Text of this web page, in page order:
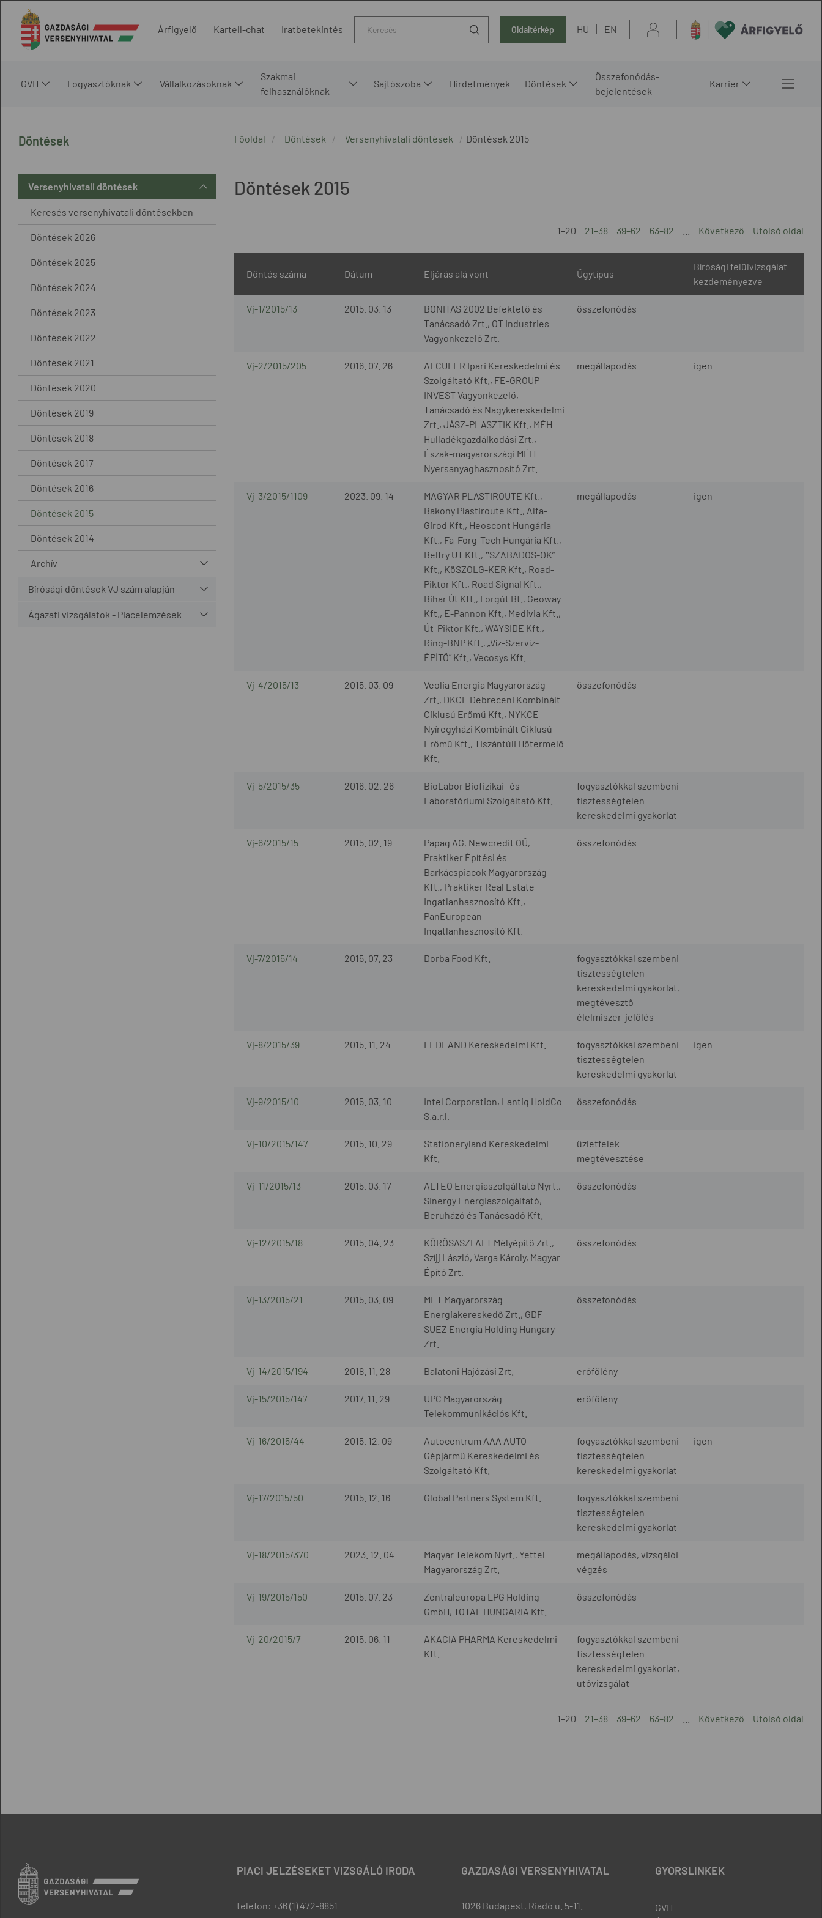
Árfigyelő Kartell-chat Iratbetekintés Oldaltérkép HU EN
GVH Fogyasztóknak Vállalkozásoknak
Szakmai
felhasználóknak
Sajtószoba Hirdetmények Döntések
Összefonódás-
bejelentések
Karrier
Döntések
Versenyhivatali döntések
Keresés versenyhivatali döntésekben
Döntések 2026
Döntések 2025
Döntések 2024
Döntések 2023
Döntések 2022
Döntések 2021
Döntések 2020
Döntések 2019
Döntések 2018
Döntések 2017
Döntések 2016
Döntések 2015
Döntések 2014
Archív
Bírósági döntések VJ szám alapján
Ágazati vizsgálatok - Piacelemzések
Főoldal Döntések Versenyhivatali döntések Döntések 2015
Döntések 2015
1–20 21–38 39–62 63–82 Következő Utolsó oldal
Dátum
Döntés száma Eljárás alá vont Ügytípus
Bírósági felülvizsgálat
kezdeményezve
2015. 03. 13
Vj-1/2015/13
BONITAS 2002 Befektető és
Tanácsadó Zrt., OT Industries
Vagyonkezelő Zrt.
összefonódás
2016. 07. 26
Vj-2/2015/205
ALCUFER Ipari Kereskedelmi és
Szolgáltató Kft., FE-GROUP
INVEST Vagyonkezelő,
Tanácsadó és Nagykereskedelmi
Zrt., JÁSZ-PLASZTIK Kft., MÉH
Hulladékgazdálkodási Zrt.,
Észak-magyarországi MÉH
Nyersanyaghasznosító Zrt.
megállapodás igen
2023. 09. 14
Vj-3/2015/1109
MAGYAR PLASTIROUTE Kft.,
Bakony Plastiroute Kft., Alfa-
Girod Kft., Heoscont Hungária
Kft., Fa-Forg-Tech Hungária Kft.,
Belfry UT Kft., ˮSZABADOS-OK”
Kft., KöSZOLG-KER Kft., Road-
Piktor Kft., Road Signal Kft.,
Bihar Út Kft., Forgút Bt., Geoway
Kft., E-Pannon Kft., Medivia Kft.,
Út-Piktor Kft., WAYSIDE Kft.,
Ring-BNP Kft., „Víz-Szervíz-
ÉPÍTŐ” Kft., Vecosys Kft.
megállapodás igen
2015. 03. 09
Vj-4/2015/13
Veolia Energia Magyarország
Zrt., DKCE Debreceni Kombinált
Ciklusú Erőmű Kft., NYKCE
Nyíregyházi Kombinált Ciklusú
Erőmű Kft., Tiszántúli Hőtermelő
Kft.
összefonódás
2016. 02. 26
Vj-5/2015/35
BioLabor Biofizikai- és
Laboratóriumi Szolgáltató Kft.
fogyasztókkal szembeni
tisztességtelen
kereskedelmi gyakorlat
2015. 02. 19
Vj-6/2015/15
Papag AG, Newcredit OÜ,
Praktiker Építési és
Barkácspiacok Magyarország
Kft., Praktiker Real Estate
Ingatlanhasznosító Kft.,
PanEuropean
Ingatlanhasznosító Kft.
összefonódás
2015. 07. 23
Vj-7/2015/14 Dorba Food Kft.
fogyasztókkal szembeni
tisztességtelen
kereskedelmi gyakorlat,
megtévesztő
élelmiszer-jelölés
2015. 11. 24
Vj-8/2015/39 LEDLAND Kereskedelmi Kft.
fogyasztókkal szembeni
tisztességtelen
kereskedelmi gyakorlat
igen
2015. 03. 10
Vj-9/2015/10
Intel Corporation, Lantiq HoldCo
S.a.r.l.
összefonódás
2015. 10. 29
Vj-10/2015/147
Stationeryland Kereskedelmi
Kft.
üzletfelek
megtévesztése
2015. 03. 17
Vj-11/2015/13
ALTEO Energiaszolgáltató Nyrt.,
Sinergy Energiaszolgáltató,
Beruházó és Tanácsadó Kft.
összefonódás
2015. 04. 23
Vj-12/2015/18
KÖRÖSASZFALT Mélyépítő Zrt.,
Szíjj László, Varga Károly, Magyar
Építő Zrt.
összefonódás
2015. 03. 09
Vj-13/2015/21
MET Magyarország
Energiakereskedő Zrt., GDF
SUEZ Energia Holding Hungary
Zrt.
összefonódás
2018. 11. 28
Vj-14/2015/194 Balatoni Hajózási Zrt. erőfölény
2017. 11. 29
Vj-15/2015/147
UPC Magyarország
Telekommunikációs Kft.
erőfölény
2015. 12. 09
Vj-16/2015/44
Autocentrum AAA AUTO
Gépjármű Kereskedelmi és
Szolgáltató Kft.
fogyasztókkal szembeni
tisztességtelen
kereskedelmi gyakorlat
igen
2015. 12. 16
Vj-17/2015/50 Global Partners System Kft.
fogyasztókkal szembeni
tisztességtelen
kereskedelmi gyakorlat
2023. 12. 04
Vj-18/2015/370
Magyar Telekom Nyrt., Yettel
Magyarország Zrt.
megállapodás, vizsgálói
végzés
2015. 07. 23
Vj-19/2015/150
Zentraleuropa LPG Holding
GmbH, TOTAL HUNGARIA Kft.
összefonódás
2015. 06. 11
Vj-20/2015/7
AKACIA PHARMA Kereskedelmi
Kft.
fogyasztókkal szembeni
tisztességtelen
kereskedelmi gyakorlat,
utóvizsgálat
1–20 21–38 39–62 63–82 Következő Utolsó oldal
PIACI JELZÉSEKET VIZSGÁLÓ IRODA
telefon: +36 (1) 472-8851
GAZDASÁGI VERSENYHIVATAL
1026 Budapest, Riadó u. 5-11.
GYORSLINKEK
GVH